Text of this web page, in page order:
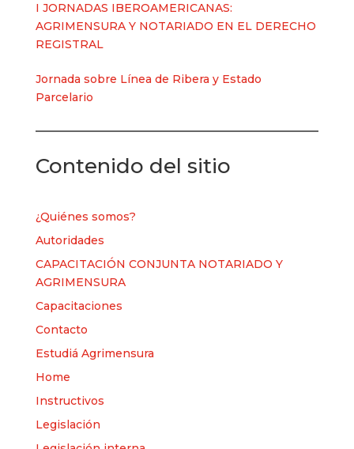
I JORNADAS IBEROAMERICANAS:
AGRIMENSURA Y NOTARIADO EN EL DERECHO
REGISTRAL
Jornada sobre Línea de Ribera y Estado
Parcelario
Contenido del sitio
¿Quiénes somos?
Autoridades
CAPACITACIÓN CONJUNTA NOTARIADO Y
AGRIMENSURA
Capacitaciones
Contacto
Estudiá Agrimensura
Home
Instructivos
Legislación